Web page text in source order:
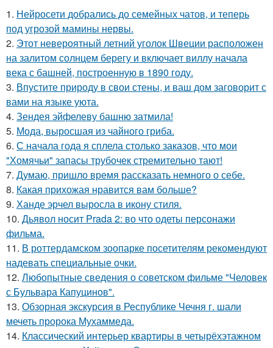
1. Нейросети добрались до семейных чатов, и теперь
под угрозой мамины нервы.
2. Этот невероятный летний уголок Швеции расположен
на залитом солнцем берегу и включает виллу начала
века с башней, построенную в 1890 году.
3. Впустите природу в свои стены, и ваш дом заговорит с
вами на языке уюта.
4. Зендея эйфелеву башню затмила!
5. Мода, выросшая из чайного гриба.
6. С начала года я сплела столько заказов, что мои
"Хомячьи" запасы трубочек стремительно тают!
7. Думаю, пришло время рассказать немного о себе.
8. Какая прихожая нравится вам больше?
9. Ханде эрчел выросла в икону стиля.
10. Дьявол носит Prada 2: во что одеты персонажи
фильма.
11. В роттердамском зоопарке посетителям рекомендуют
надевать специальные очки.
12. Любопытные сведения о советском фильме "Человек
с Бульвара Капуцинов".
13. Обзорная экскурсия в Республике Чечня г. шали
мечеть пророка Мухаммеда.
14. Классический интерьер квартиры в четырёхэтажном